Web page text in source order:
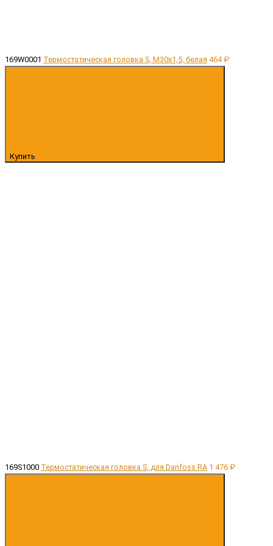
169W0001 Термостатическая головка S, M30х1,5, белая 464 ₽
Купить
169S1000 Термостатическая головка S, для Danfoss RA 1 476 ₽